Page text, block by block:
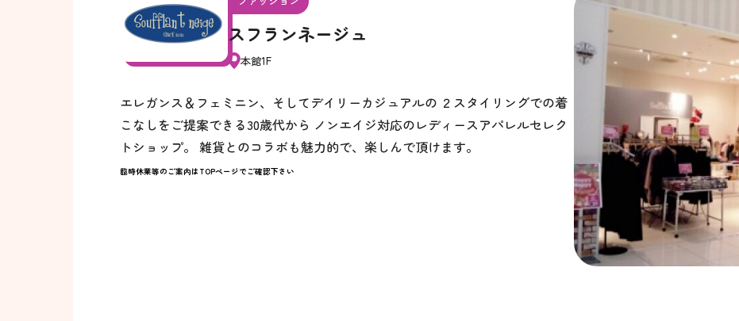
スフランネージュ
本館1F
エレガンス＆フェミニン、そしてデイリーカジュアルの ２スタイリングでの着
こなしをご提案できる30歳代から ノンエイジ対応のレディースアパレルセレク
トショップ。 雑貨とのコラボも魅力的で、楽しんで頂けます。
臨時休業等のご案内はTOPページでご確認下さい